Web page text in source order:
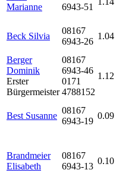
Marianne
6943-51
Beck Silvia
08167
6943-26
1.04
Berger
Dominik
Erster
Bürgermeister
08167
6943-46
0171
4788152
1.12
Best Susanne
08167
6943-19
0.09
Brandmeier
Elisabeth
08167
6943-13
0.10